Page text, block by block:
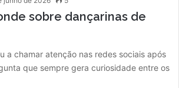
sobre dançarinas de
a chamar atenção nas redes sociais após
que sempre gera curiosidade entre os